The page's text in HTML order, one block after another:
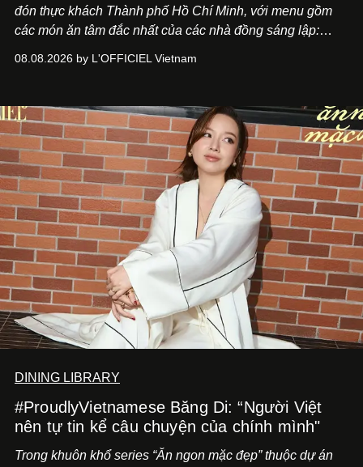
đón thực khách Thành phố Hồ Chí Minh, với menu gồm
các món ăn tâm đắc nhất của các nhà đồng sáng lập:
món ăn đa dạng từ Á đến Âu nhanh chóng được yêu thích
mang đến niềm vui cho thực khách.
08.08.2026 by L'OFFICIEL Vietnam
DINING LIBRARY
#ProudlyVietnamese Băng Di: “Người Việt
nên tự tin kể câu chuyện của chính mình"
Trong khuôn khổ series “Ăn ngon mặc đẹp” thuộc dự án